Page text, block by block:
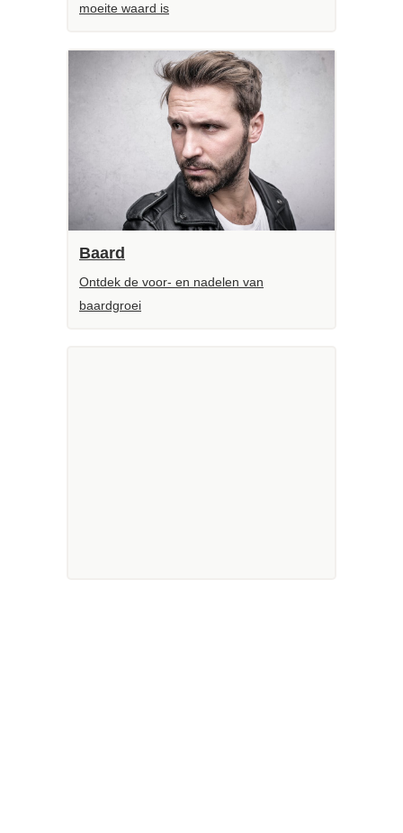
moeite waard is
Baard
Ontdek de voor- en nadelen van
baardgroei